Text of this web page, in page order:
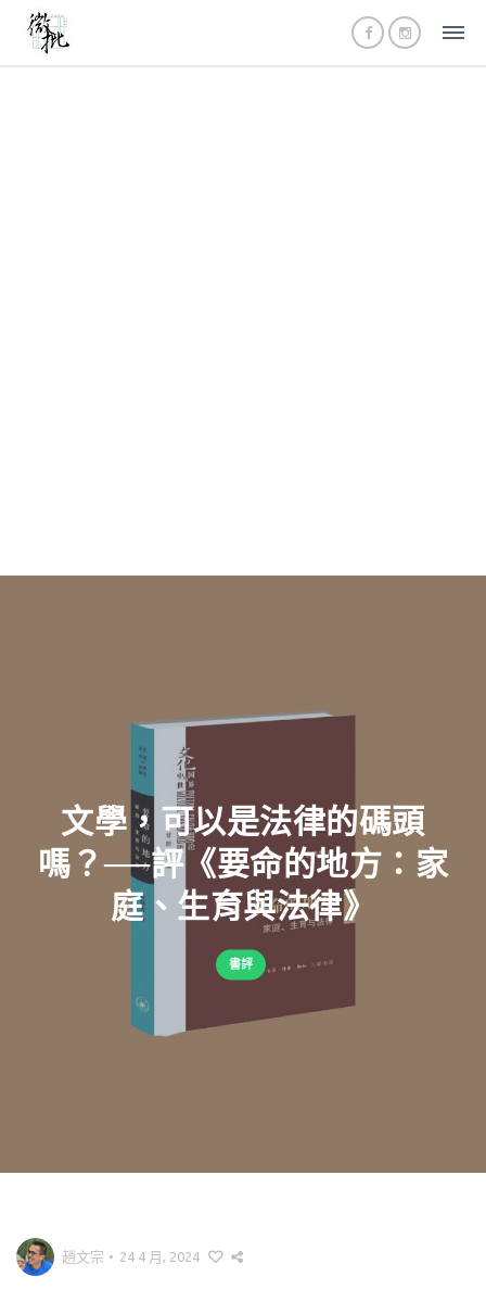
文學，可以是法律的碼頭
嗎？──評《要命的地方：家
庭、生育與法律》
書評
趙文宗 • 24 4 月, 2024